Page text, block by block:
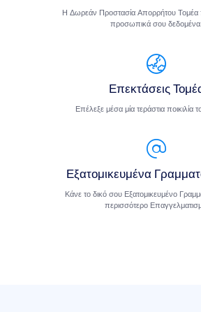
Η Δωρεάν Προστασία Απορρήτου Τομέα
προσωπικά σου δεδομένα.
Επεκτάσεις
Επέλεξε μέσα μία τεράστια ποικιλία
Εξατομικευμένα
Κάνε το δικό σου Εξατομικευμένο
περισσότερο